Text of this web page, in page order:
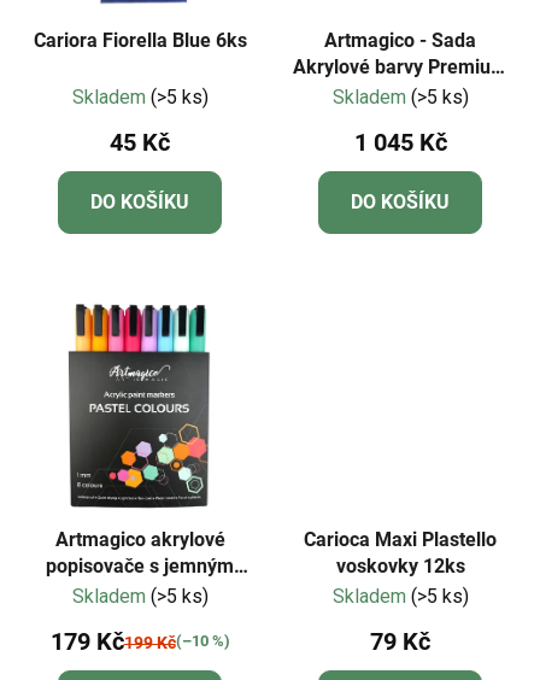
Cariora Fiorella Blue 6ks
Skladem (>5 ks)
45 Kč
DO KOŠÍKU
Artmagico - Sada
Akrylové barvy Premium
28 ks
Skladem (>5 ks)
1 045 Kč
DO KOŠÍKU
Artmagico akrylové
popisovače s jemným
hrotem - pastelové - 8 ks
Skladem (>5 ks)
179 Kč199 Kč(–10 %)
Carioca Maxi Plastello
voskovky 12ks
Skladem (>5 ks)
79 Kč